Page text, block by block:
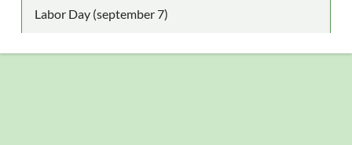
Labor Day (september 7)